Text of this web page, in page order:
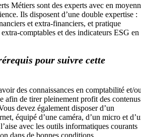
Métiers sont des experts avec en
Ils disposent d’une double expertise :
et extra-financiers, et pratique
comptables et des indicateurs ESG en
pour suivre cette
des connaissances en comptabilité et/
afin de tirer pleinement profit des contenus
devez également disposer d’un
équipé d’une caméra, d’un micro et
avec les outils informatiques courants
dans de bonnes conditions.